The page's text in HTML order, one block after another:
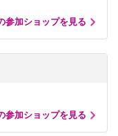
参加ショップを見る
参加ショップを見る